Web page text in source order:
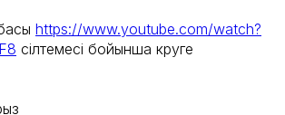
https://www.youtube.com/watch?
сілтемесі бойынша көруге